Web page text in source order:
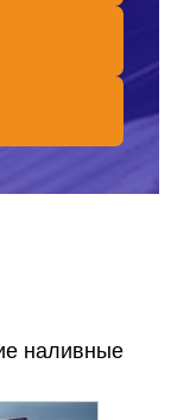
наливные